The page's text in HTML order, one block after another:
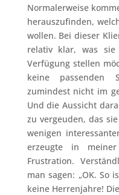
Normalerweise
herauszufinden,
wollen. Bei dieser
relativ klar, was
Verfügung stellen
keine passenden
zumindest nicht im
Und die Aussicht
zu vergeuden, das
wenigen
erzeugte in
Frustration.
man sagen: „OK. So
keine Herrenjahre!